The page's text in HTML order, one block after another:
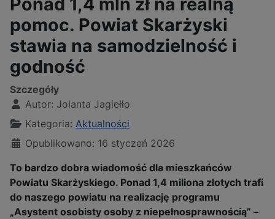
pomoc. Powiat Skarżyski
stawia na samodzielność i
godność
Szczegóły
Autor: Jolanta Jagiełło
Kategoria: Aktualności
Opublikowano: 16 styczeń 2026
To bardzo dobra wiadomość dla mieszkańców
Powiatu Skarżyskiego. Ponad 1,4 miliona złotych trafi
do naszego powiatu na realizację programu
„Asystent osobisty osoby z niepełnosprawnością” –